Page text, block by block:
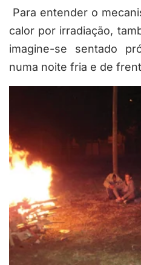
Para entender o
calor por irradiação,
imagine-se sentado
numa noite fria e de